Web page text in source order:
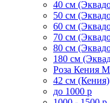
40 см
50 см
60 см
70 см
80 см
180 см
Роза Кения
42 см (Кения)
до 1000 р